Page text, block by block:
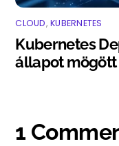
CLOUD,KUBERNETES
Kubernetes
állapot mögött
1